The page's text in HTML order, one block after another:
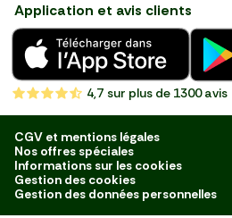
Nouveautés
Fruits
Légumes
Boucherie
Charcuterie
Poissonnerie
Fromagerie
et savoir-faire français en
choisissant notre service de
livraison de produits frais et
de qualité, livrés directement
chez vous. Une expérience
de courses en ligne pensée
pour vous.
Application et avis clients
4,7 sur plus de 1300 avis
CGV et mentions légales
Nos offres spéciales
Informations sur les cookies
Gestion des cookies
Gestion des données personnelles